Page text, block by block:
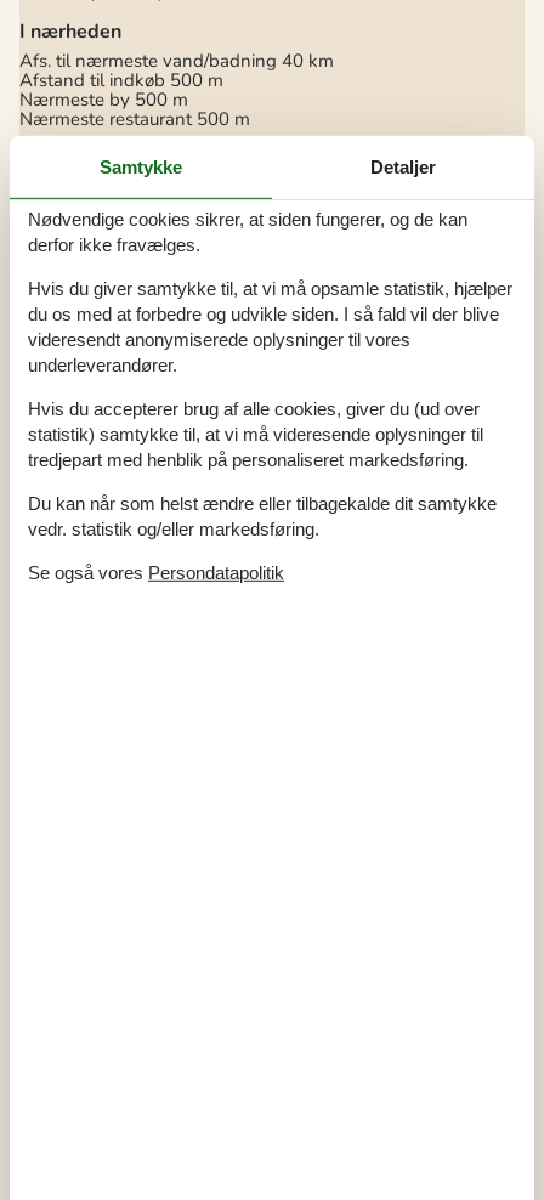
I nærheden
Afs. til nærmeste vand/badning 40 km
Afstand til indkøb 500 m
Nærmeste by 500 m
Nærmeste restaurant 500 m
Indendørs
Energibesparende varmesystem
Røgalarm
Røgfrit hus
Køkken
El-komfur 4 kogeplader
Frostboks
Kaffemaskine
Køkkenet har v/k vand
Køleskab
Opvaskemaskine
Udendørs
Gratis p-plads på grunden 2
Samtykke Detaljer
Nødvendige cookies sikrer, at siden fungerer, og de kan
derfor ikke fravælges.
Hvis du giver samtykke til, at vi må opsamle statistik, hjælper
du os med at forbedre og udvikle siden. I så fald vil der blive
videresendt anonymiserede oplysninger til vores
underleverandører.
Hvis du accepterer brug af alle cookies, giver du (ud over
statistik) samtykke til, at vi må videresende oplysninger til
tredjepart med henblik på personaliseret markedsføring.
Du kan når som helst ændre eller tilbagekalde dit samtykke
vedr. statistik og/eller markedsføring.
Se også vores Persondatapolitik